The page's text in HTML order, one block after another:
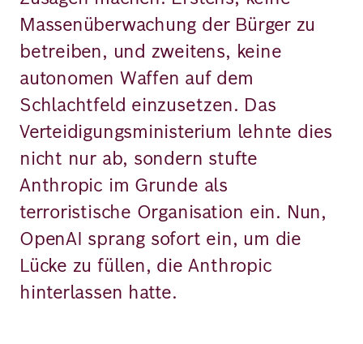
Massenüberwachung der Bürger zu
betreiben, und zweitens, keine
autonomen Waffen auf dem
Schlachtfeld einzusetzen. Das
Verteidigungsministerium lehnte dies
nicht nur ab, sondern stufte
Anthropic im Grunde als
terroristische Organisation ein. Nun,
OpenAI sprang sofort ein, um die
Lücke zu füllen, die Anthropic
hinterlassen hatte.